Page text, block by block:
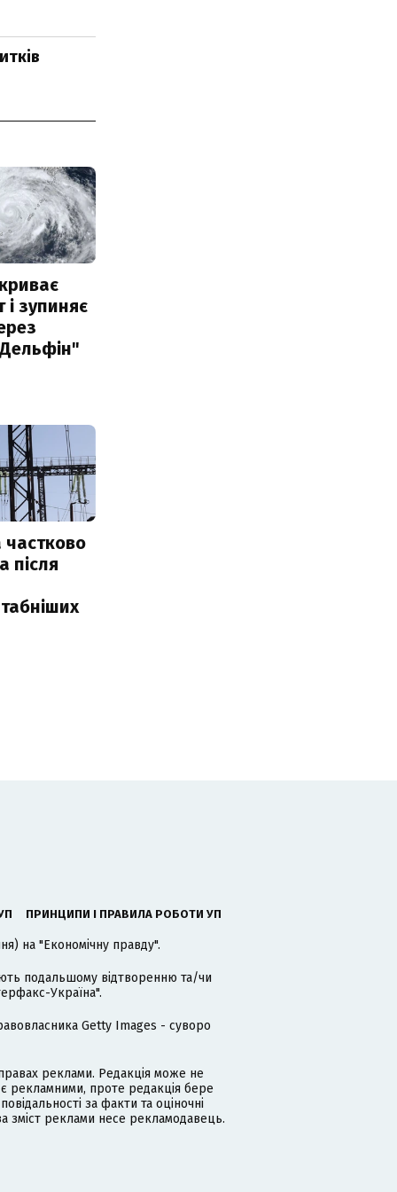
і зупиняє
після
ПРИНЦИПИ І ПРАВИЛА РОБОТИ УП
на "Економічну правду".
подальшому відтворенню та/чи
Україна".
Getty Images - суворо
реклами. Редакція може не
рекламними, проте редакція бере
за факти та оціночні
зміст реклами несе рекламодавець.